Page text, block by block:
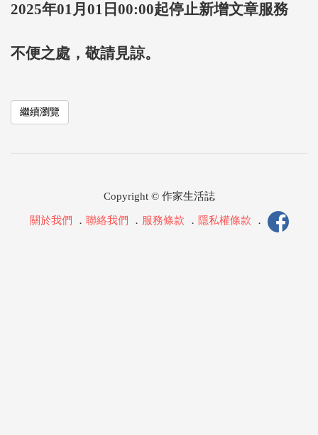
2025年01月01日00:00起停止新增文章服務
不便之處，敬請見諒。
繼續瀏覽
Copyright © 作家生活誌
關於我們 ． 聯絡我們 ． 服務條款 ． 隱私權條款 ．